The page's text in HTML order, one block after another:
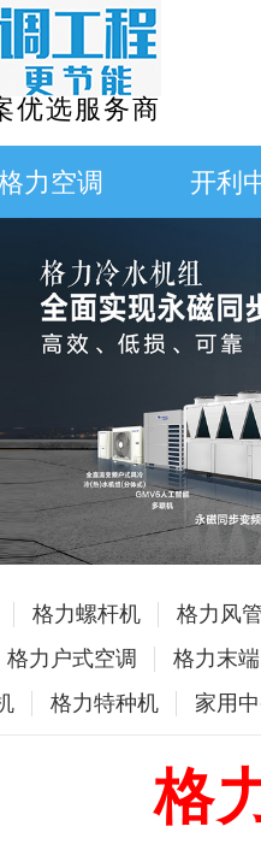
优选服务商
力空调 开利
格力螺杆机
格力风
格力户式空调
格力末端
格力特种机 家用
格